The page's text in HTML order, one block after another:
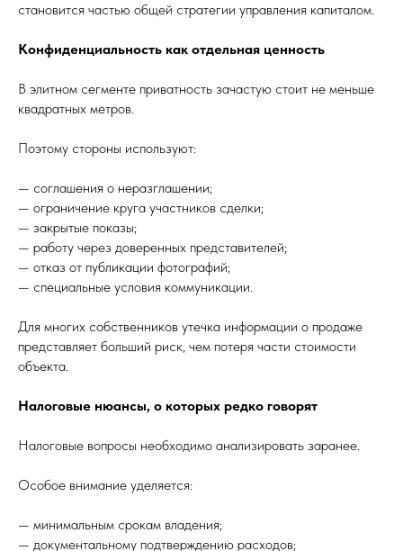
становится частью общей стратегии управления капиталом.
Конфиденциальность как отдельная ценность
В элитном сегменте приватность зачастую стоит не меньше
квадратных метров.
Поэтому стороны используют:
— соглашения о неразглашении;
— ограничение круга участников сделки;
— закрытые показы;
— работу через доверенных представителей;
— отказ от публикации фотографий;
— специальные условия коммуникации.
Для многих собственников утечка информации о продаже
представляет больший риск, чем потеря части стоимости
объекта.
Налоговые нюансы, о которых редко говорят
Налоговые вопросы необходимо анализировать заранее.
Особое внимание уделяется:
— минимальным срокам владения;
— документальному подтверждению расходов;